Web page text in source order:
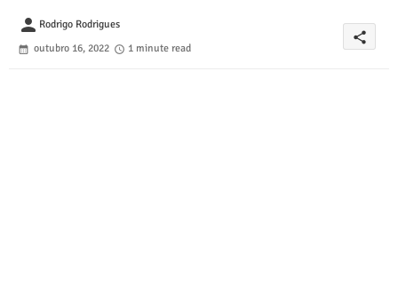
person Rodrigo Rodrigues
outubro 16, 2022
1 minute read
share